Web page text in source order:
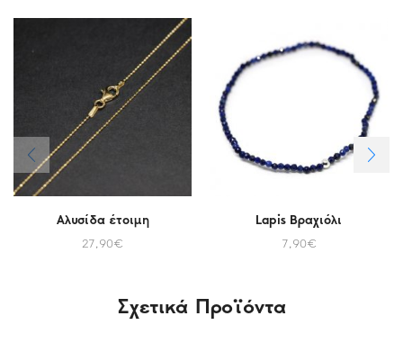
Αλυσίδα έτοιμη
27,90€
Lapis Βραχιόλι
7,90€
Σχετικά Προϊόντα